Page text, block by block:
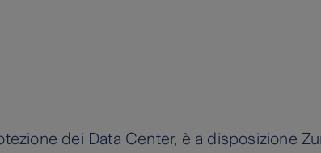
dei Data Center, è a disposizione